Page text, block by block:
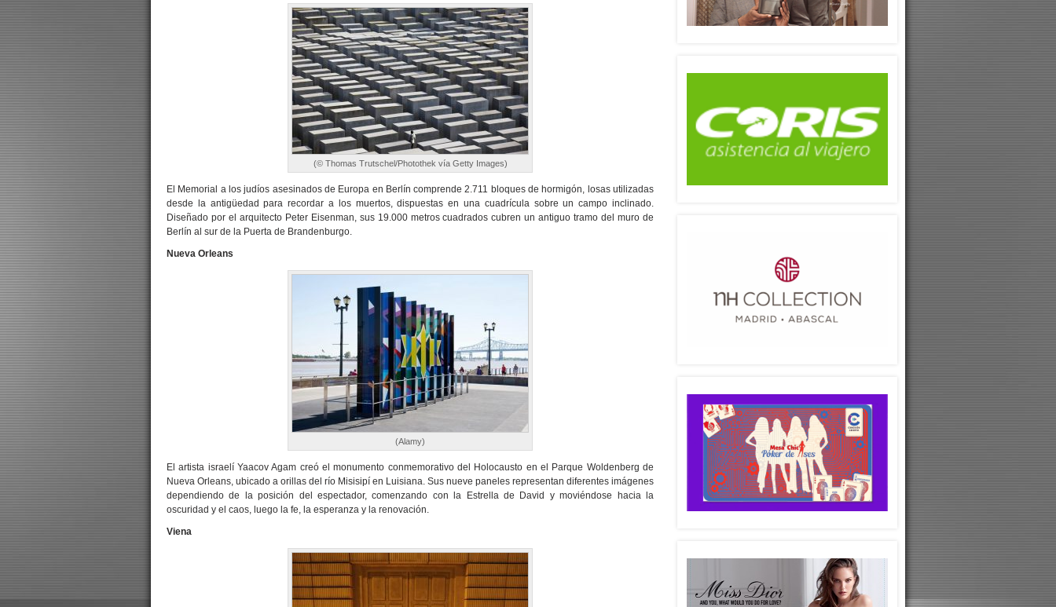
(© Thomas Trutschel/Photothek vía Getty Images)
El Memorial a los judíos asesinados de Europa en Berlín comprende 2.711 bloques de hormigón, losas utilizadas
desde la antigüedad para recordar a los muertos, dispuestas en una cuadrícula sobre un campo inclinado.
Diseñado por el arquitecto Peter Eisenman, sus 19.000 metros cuadrados cubren un antiguo tramo del muro de
Berlín al sur de la Puerta de Brandenburgo.
Nueva Orleans
(Alamy)
El artista israelí Yaacov Agam creó el monumento conmemorativo del Holocausto en el Parque Woldenberg de
Nueva Orleans, ubicado a orillas del río Misisipí en Luisiana. Sus nueve paneles representan diferentes imágenes
dependiendo de la posición del espectador, comenzando con la Estrella de David y moviéndose hacia la
oscuridad y el caos, luego la fe, la esperanza y la renovación.
Viena